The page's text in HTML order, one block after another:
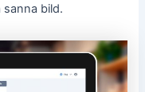
sanna bild.